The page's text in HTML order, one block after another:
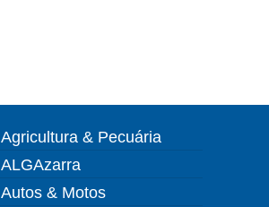
Agricultura & Pecuária
ALGAzarra
Autos & Motos